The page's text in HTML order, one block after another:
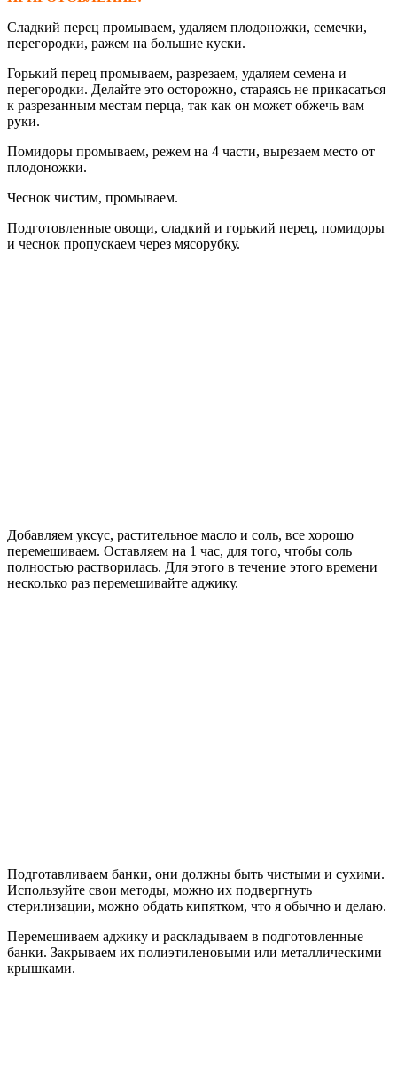
Сладкий перец промываем, удаляем плодоножки, семечки,
перегородки, ражем на большие куски.
Горький перец промываем, разрезаем, удаляем семена и
перегородки. Делайте это осторожно, стараясь не прикасаться
к разрезанным местам перца, так как он может обжечь вам
руки.
Помидоры промываем, режем на 4 части, вырезаем место от
плодоножки.
Чеснок чистим, промываем.
Подготовленные овощи, сладкий и горький перец, помидоры
и чеснок пропускаем через мясорубку.
Добавляем уксус, растительное масло и соль, все хорошо
перемешиваем. Оставляем на 1 час, для того, чтобы соль
полностью растворилась. Для этого в течение этого времени
несколько раз перемешивайте аджику.
Подготавливаем банки, они должны быть чистыми и сухими.
Используйте свои методы, можно их подвергнуть
стерилизации, можно обдать кипятком, что я обычно и делаю.
Перемешиваем аджику и раскладываем в подготовленные
банки. Закрываем их полиэтиленовыми или металлическими
крышками.